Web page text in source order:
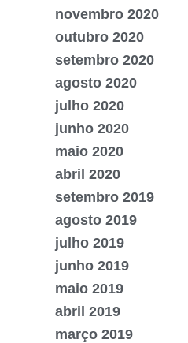
novembro 2020
outubro 2020
setembro 2020
agosto 2020
julho 2020
junho 2020
maio 2020
abril 2020
setembro 2019
agosto 2019
julho 2019
junho 2019
maio 2019
abril 2019
março 2019